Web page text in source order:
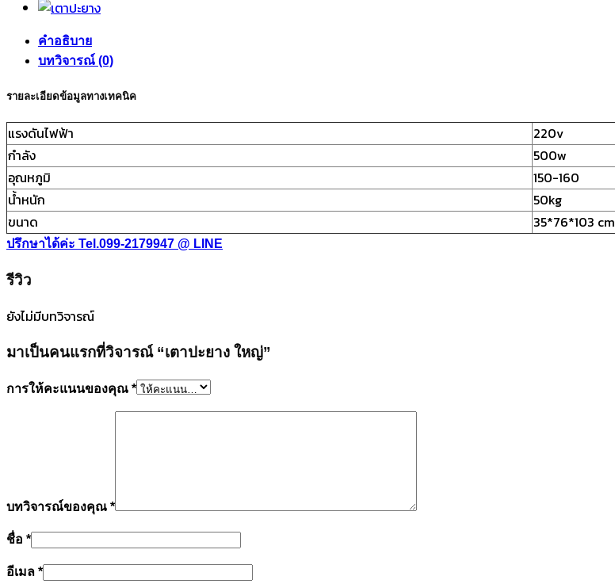
คำอธิบาย
บทวิจารณ์ (0)
รายละเอียดข้อมูลทางเทคนิค
แรงดันไฟฟ้า
220v
กำลัง
500w
อุณหภูมิ
150-160
น้ำหนัก
50kg
ขนาด
35*76*103 cm
ปรึกษาได้ค่ะ Tel.099-2179947 @ LINE
รีวิว
ยังไม่มีบทวิจารณ์
มาเป็นคนแรกที่วิจารณ์ “เตาปะยาง ใหญ่”
การให้คะแนนของคุณ *
บทวิจารณ์ของคุณ *
ชื่อ *
อีเมล *